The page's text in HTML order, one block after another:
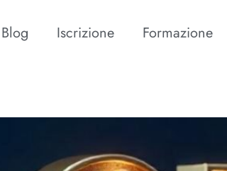
Blog Iscrizione Formazione